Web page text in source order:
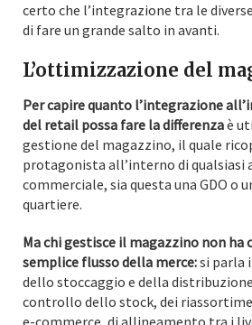
certo che l’integrazione tra le
di fare un grande salto in avanti.
L’ottimizzazione del
Per capire quanto l’integrazione
del retail possa fare la differenzaè
gestione del magazzino, il quale
protagonista all’interno di
commerciale, sia questa una GDO o
quartiere.
Ma chi gestisce il magazzino non ha
semplice flusso della merce:si parla
dello stoccaggio e della
controllo dello stock, dei